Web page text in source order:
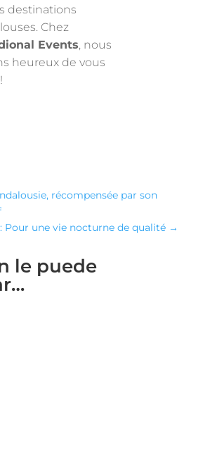
destinations
Chez
Events, nous
heureux de vous
récompensée par son
Pour une vie nocturne de qualité →
le puede